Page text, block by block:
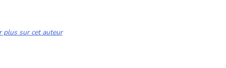
plus sur cet auteur